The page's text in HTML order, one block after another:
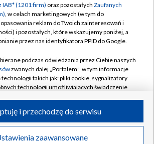
TVP
Cyfrowa
Polityka prywatności
Moje zgody
Pomoc
Kontakt
Kanały
Polska S.A. w likwidacji
IAB* (1201 firm) oraz pozostałych Zaufanych
, w celach marketingowych (w tym do
reklam do Twoich zainteresowań i
i pozostałych, które wskazujemy poniżej, a
przez nas identyfikatora PPID do Google.
podczas odwiedzania przez Ciebie naszych
zwanych dalej „Portalem”, w tym informacje
technologii takich jak: pliki cookie, sygnalizatory
technologii umożliwiających świadczenie
podczas odwiedzania przez Ciebie
na Portalu, takie jak adresy IP, identyfikatory
zaawansowane
i przechodzę do serwisu